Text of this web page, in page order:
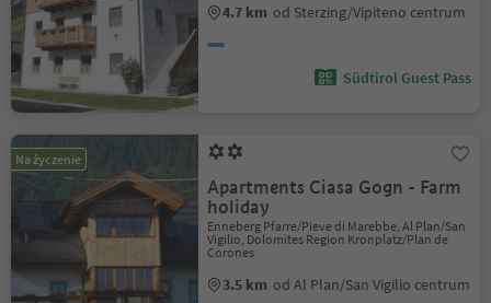
4.7 km od Sterzing/Vipiteno centrum
Südtirol Guest Pass
Na życzenie
Apartments Ciasa Gogn - Farm
holiday
Enneberg Pfarre/Pieve di Marebbe, Al Plan/San
Vigilio, Dolomites Region Kronplatz/Plan de
Corones
3.5 km od Al Plan/San Vigilio centrum